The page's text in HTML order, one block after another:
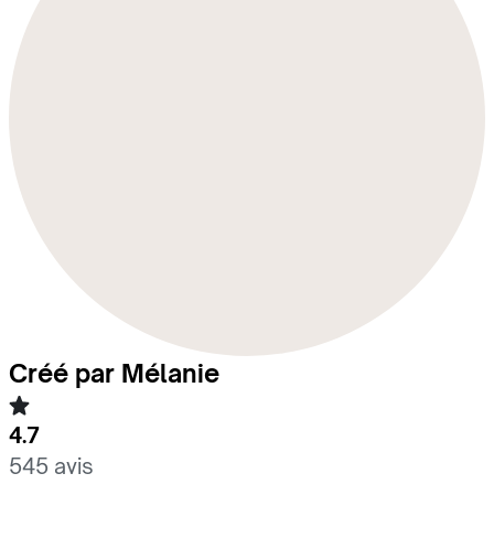
Créé par Mélanie
4.7
545 avis